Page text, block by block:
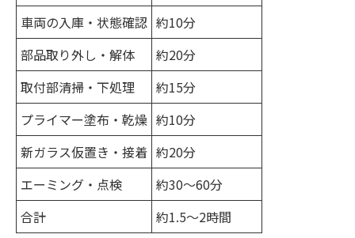
車両の入庫・状態確認 約10分
部品取り外し・解体
約20分
取付部清掃・下処理
約15分
プライマー塗布・乾燥 約10分
新ガラス仮置き・接着 約20分
エーミング・点検
約30〜60分
合計
約1.5〜2時間